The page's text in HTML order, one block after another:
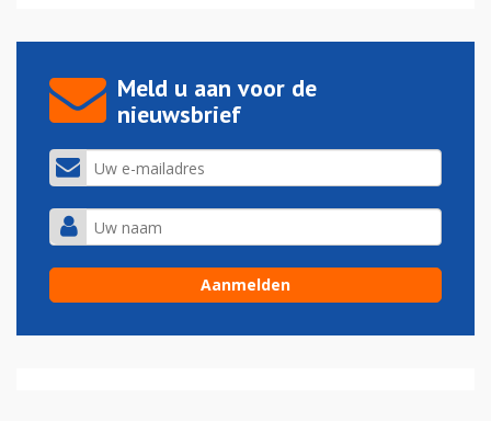
Meld u aan voor de
nieuwsbrief